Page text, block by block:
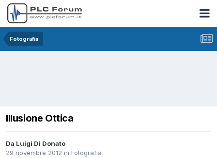
Fotografia
Illusione Ottica
Da Luigi Di Donato
29 novembre 2012 in Fotografia